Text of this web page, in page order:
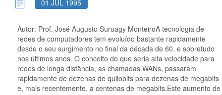
01 JUL 1995
Autor: Prof. José Augusto Suruagy MonteiroA tecnologia de
redes de computadores tem evoluído bastante rapidamente
desde o seu surgimento no final da década de 60, e sobretudo
nos últimos anos. O conceito do que seria alta velocidade para
redes de longa distância, as chamadas WANs, passaram
rapidamente de dezenas de quilobits para dezenas de megabits
e, mais recentemente, a centenas de megabits.Este aumento de